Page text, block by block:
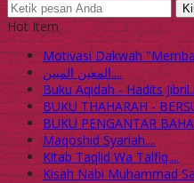
Hot Item
Motivasi Dakwah
المعين المبين....
Buku Aqidah - Hadits
BUKU THAHARAH -
BUKU PENGANTAR
Maqoshid Syariah....
Kitab Taqlid Wa Talfiq....
Kisah Nabi Muhammad